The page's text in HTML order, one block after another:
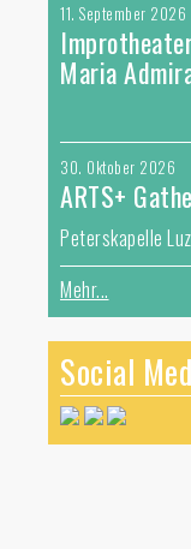
11. September 2026
Maria
30. Oktober 2026
ARTS+
Peterskapelle
Mehr...
Social